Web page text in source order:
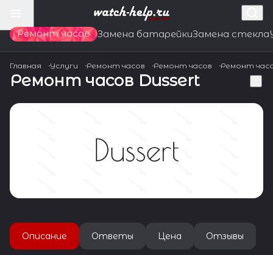
Ремонт часов Замена батарейкиЗамена стекла
Главная Услуги Ремонт часов Ремонт часов Ремонт
Ремонт часов Dussert
Описание Ответы Цена Отзывы